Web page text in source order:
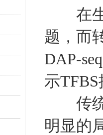
在生
题，而
DAP-
示
传统
明显的